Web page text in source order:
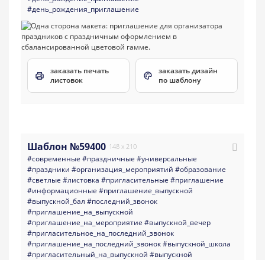
#день_рождения_приглашение
заказать печать
листовок
заказать дизайн
по шаблону
Шаблон №59400 148 x 210
#современные #праздничные #универсальные
#праздники #организация_мероприятий #образование
#светлые #листовка #пригласительные #приглашение
#информационные #приглашение_выпускной
#выпускной_бал #последний_звонок
#приглашение_на_выпускной
#приглашение_на_мероприятие #выпускной_вечер
#пригласительное_на_последний_звонок
#приглашение_на_последний_звонок#выпускной_школа
#пригласительный_на_выпускной #выпускной